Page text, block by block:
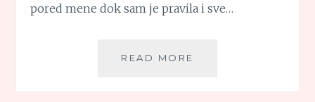
pored mene dok sam je pravila i sve…
READ MORE